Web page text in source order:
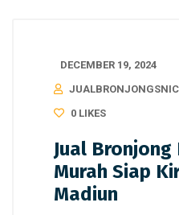
DECEMBER 19, 2024
0 LIKES
Jual
Murah Siap
Madiun